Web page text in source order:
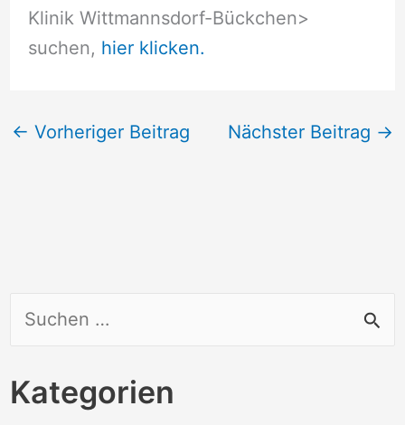
c
Kategorien
Klinik Wittmannsdorf-Bückchen>
suchen, hier klicken.
← Vorheriger Beitrag Nächster Beitrag →